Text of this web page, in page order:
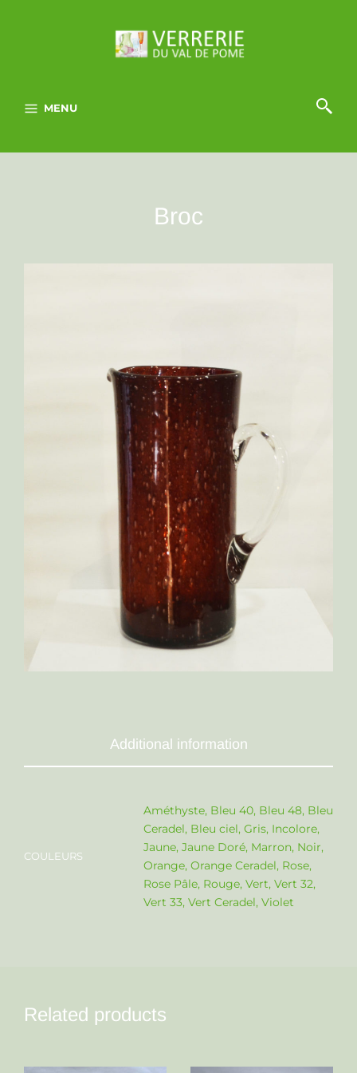
MENU
Broc
Additional information
COULEURS
Améthyste, Bleu 40, Bleu 48, Bleu
Ceradel, Bleu ciel, Gris, Incolore,
Jaune, Jaune Doré, Marron, Noir,
Orange, Orange Ceradel, Rose,
Rose Pâle, Rouge, Vert, Vert 32,
Vert 33, Vert Ceradel, Violet
Related products